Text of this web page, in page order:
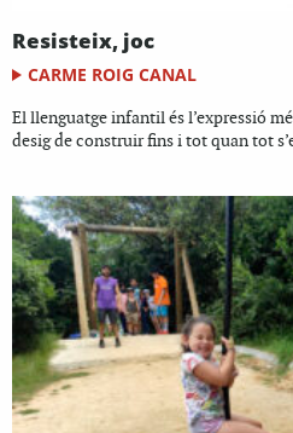
Resisteix, joc
CARME ROIG CANAL
El llenguatge infantil és l’expressió
desig de construir fins i tot quan tot